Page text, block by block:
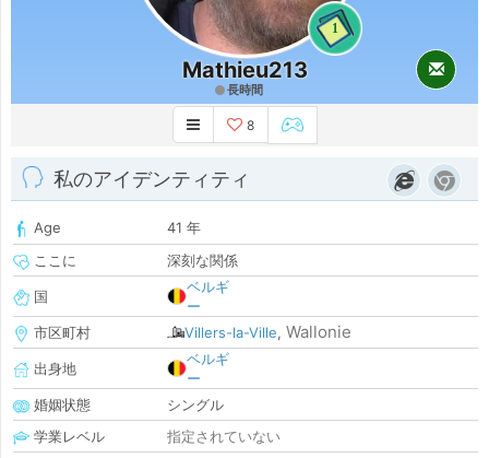
1
Mathieu213
長時間
8
私のアイデンティティ
Age
41 年
ここに
深刻な関係
国
ベルギ
ー
市区町村
Villers-la-Ville, Wallonie
出身地
ベルギ
ー
婚姻状態
シングル
学業レベル
指定されていない